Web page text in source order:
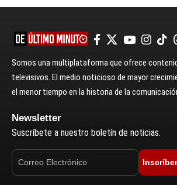
Somos una multiplataforma que ofrece
televisivos. El medio noticioso de mayor
el menor tiempo en la historia de la
Newsletter
Suscríbete a nuestro boletín de noticias.